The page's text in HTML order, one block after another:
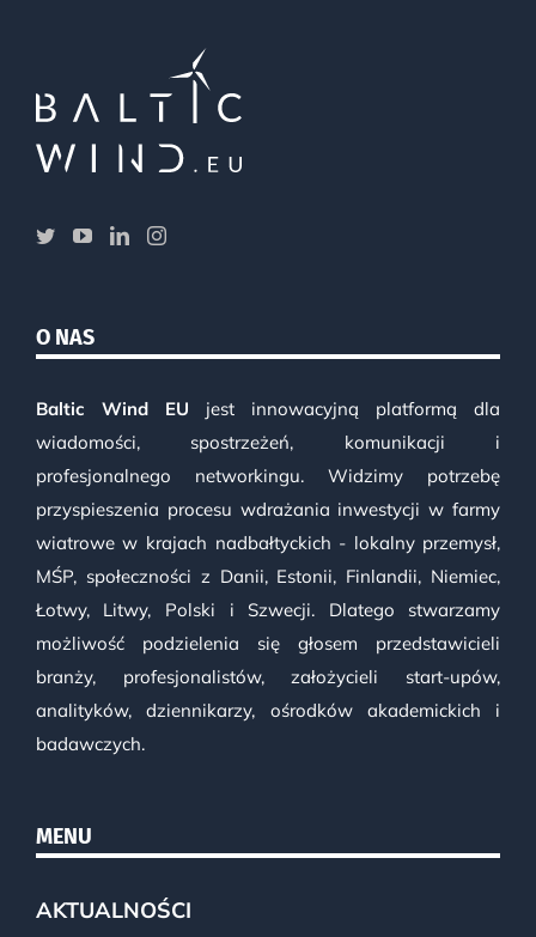
O NAS
Baltic Wind EU jest innowacyjną platformą dla
wiadomości, spostrzeżeń, komunikacji i
profesjonalnego networkingu. Widzimy potrzebę
przyspieszenia procesu wdrażania inwestycji w farmy
wiatrowe w krajach nadbałtyckich - lokalny przemysł,
MŚP, społeczności z Danii, Estonii, Finlandii, Niemiec,
Łotwy, Litwy, Polski i Szwecji. Dlatego stwarzamy
możliwość podzielenia się głosem przedstawicieli
branży, profesjonalistów, założycieli start-upów,
analityków, dziennikarzy, ośrodków akademickich i
badawczych.
MENU
AKTUALNOŚCI